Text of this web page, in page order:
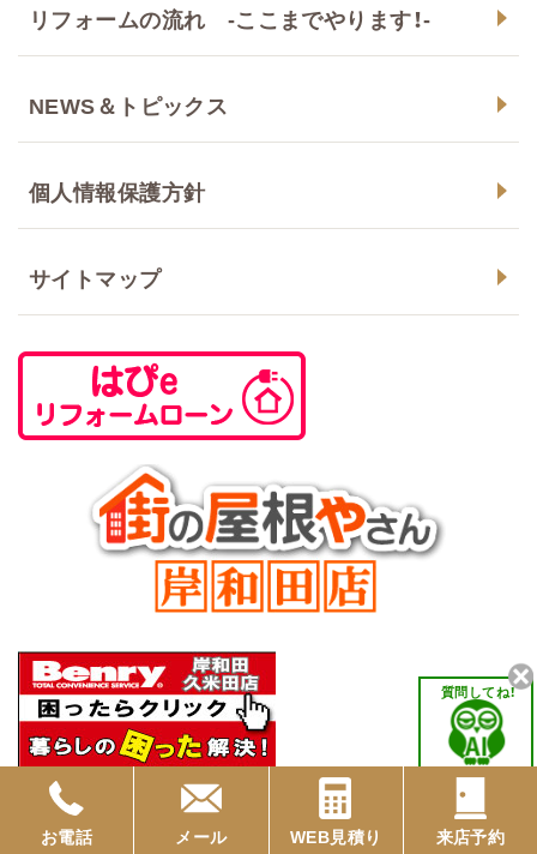
リフォームの流れ -ここまでやります！-
NEWS＆トピックス
個人情報保護方針
サイトマップ
HOME
あなたのお困りごと解決します
お電話 メール WEB見積り 来店予約
質問してね！